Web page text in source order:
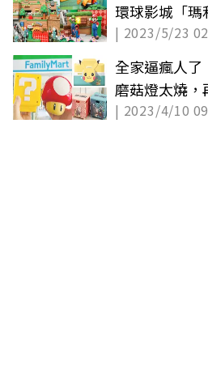
環球影城「瑪
看這篇
| 2023/5/23
全家逼瘋人了
磨菇燈太燒，
款周邊
| 2023/4/10